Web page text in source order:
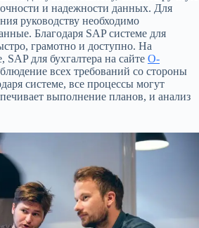
и надежности данных. Для
руководству необходимо
Благодаря SAP системе для
грамотно и доступно. На
SAP для бухгалтера на сайте O-
всех требований со стороны
системе, все процессы могут
выполнение планов, и анализ